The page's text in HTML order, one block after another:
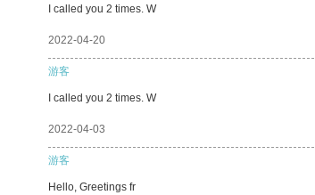
I called you 2 times. W
2022-04-20
游客
I called you 2 times. W
2022-04-03
游客
Hello, Greetings fr